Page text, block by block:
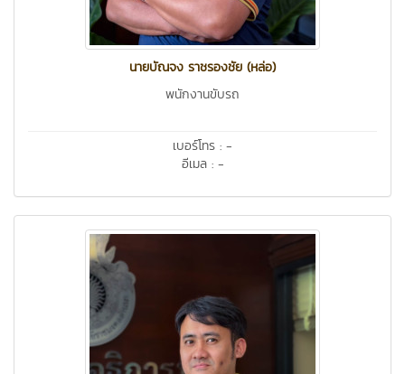
นายบัณจง ราชรองชัย (หล่อ)
พนักงานขับรถ
เบอร์โทร : -
อีเมล : -